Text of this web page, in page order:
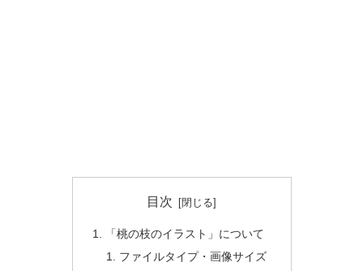
目次
「桃の枝のイラスト」について
ファイルタイプ・画像サイズ